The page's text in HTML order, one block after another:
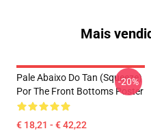
Mais
Pale Abaixo Do Tan (Squeeze)
Por The Front Bottoms Poster
€ 18,21 - € 42,22
-20%